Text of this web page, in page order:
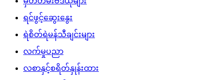
ရင်ဖွင့်ဆွေးနွေး
ရဲစိတ်ရဲမန်သီချင်းများ
လက်မှုပညာ
လစာနှင့်စရိတ်နှုန်းထား